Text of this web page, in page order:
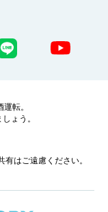
転。
ょう。
はご遠慮ください。